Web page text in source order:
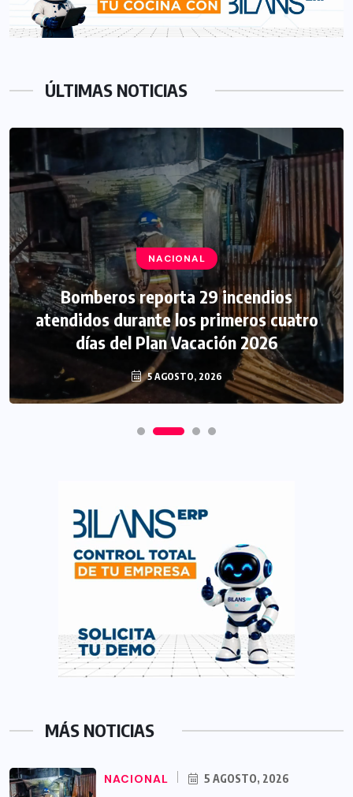
ÚLTIMAS NOTICIAS
NACIONAL
Bomberos reporta 29 incendios
atendidos durante los primeros cuatro
días del Plan Vacación 2026
5 AGOSTO, 2026
MÁS NOTICIAS
NACIONAL 5 AGOSTO, 2026